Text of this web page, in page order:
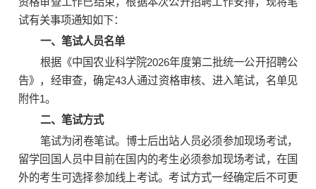
试有关事项通知如下：
一、笔试人员名单
根据《中国农业科学院2026年度第二批统一公开招聘公
告》，经审查，确定43人通过资格审核、进入笔试，名单见
附件1。
二、笔试方式
笔试为闭卷笔试。博士后出站人员必须参加现场考试，
留学回国人员中目前在国内的考生必须参加现场考试，在国
外的考生可选择参加线上考试。考试方式一经确定后不可更